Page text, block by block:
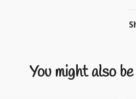
You might also